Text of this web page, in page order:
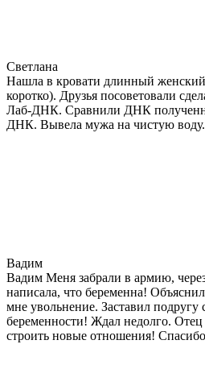
Светлана
Нашла в кровати длинный женский
коротко). Друзья посоветовали
Лаб-ДНК. Сравнили ДНК
ДНК. Вывела мужа на чистую воду.
Вадим
Вадим Меня забрали в армию,
написала, что беременна!
мне увольнение. Заставил
беременности! Ждал недолго.
строить новые отношения!